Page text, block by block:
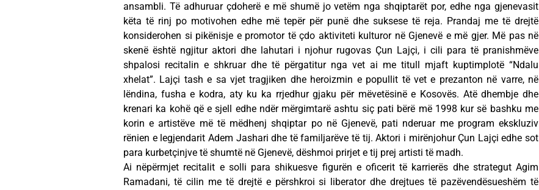
ansambli. Të adhuruar çdoherë e më shumë jo vetëm nga shqiptarët por, edhe nga gjenevasit
këta të rinj po motivohen edhe më tepër për punë dhe suksese të reja. Prandaj me të drejtë
konsiderohen si pikënisje e promotor të çdo aktiviteti kulturor në Gjenevë e më gjer. Më pas në
skenë është ngjitur aktori dhe lahutari i njohur rugovas Çun Lajçi, i cili para të pranishmëve
shpalosi recitalin e shkruar dhe të përgatitur nga vet ai me titull mjaft kuptimplotë “Ndalu
xhelat”. Lajçi tash e sa vjet tragjiken dhe heroizmin e popullit të vet e prezanton në varre, në
lëndina, fusha e kodra, aty ku ka rrjedhur gjaku për mëvetësinë e Kosovës. Atë dhembje dhe
krenari ka kohë që e sjell edhe ndër mërgimtarë ashtu siç pati bërë më 1998 kur së bashku me
korin e artistëve më të mëdhenj shqiptar po në Gjenevë, pati nderuar me program ekskluziv
rënien e legjendarit Adem Jashari dhe të familjarëve të tij. Aktori i mirënjohur Çun Lajçi edhe sot
para kurbetçinjve të shumtë në Gjenevë, dëshmoi prirjet e tij prej artisti të madh.
Ai nëpërmjet recitalit e solli para shikuesve figurën e oficerit të karrierës dhe strategut Agim
Ramadani, të cilin me të drejtë e përshkroi si liberator dhe drejtues të pazëvendësueshëm të